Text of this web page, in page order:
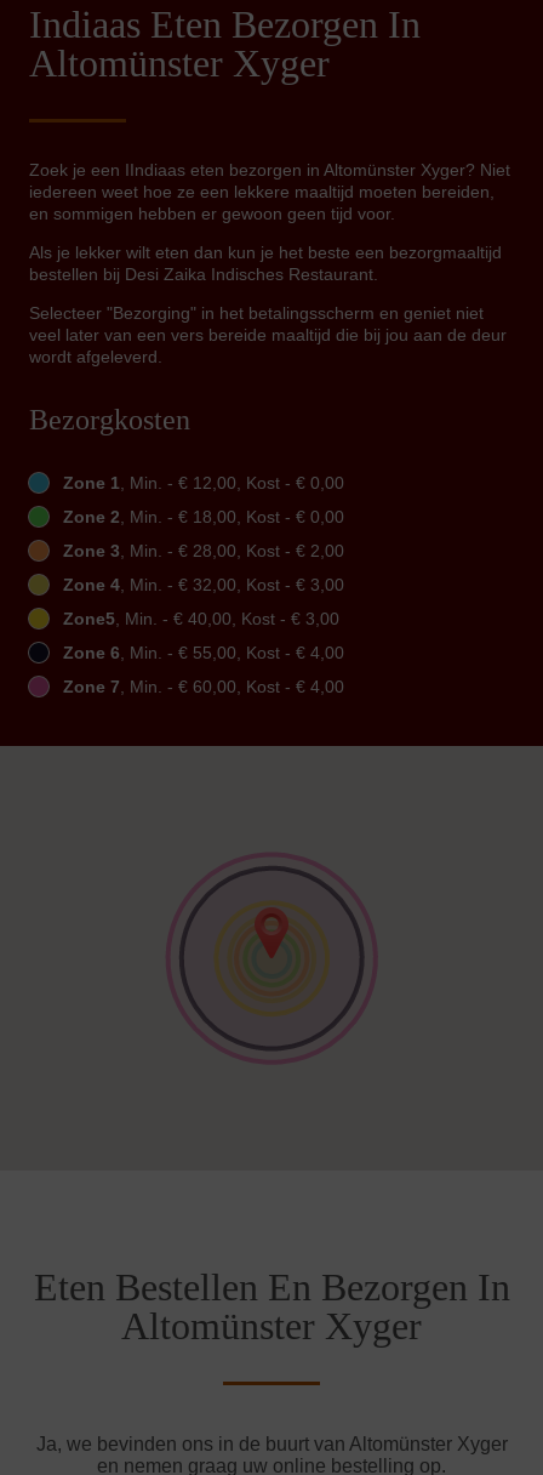
Indiaas Eten Bezorgen In
Altomünster Xyger
Zoek je een IIndiaas eten bezorgen in Altomünster Xyger? Niet
iedereen weet hoe ze een lekkere maaltijd moeten bereiden,
en sommigen hebben er gewoon geen tijd voor.
Als je lekker wilt eten dan kun je het beste een bezorgmaaltijd
bestellen bij Desi Zaika Indisches Restaurant.
Selecteer "Bezorging" in het betalingsscherm en geniet niet
veel later van een vers bereide maaltijd die bij jou aan de deur
wordt afgeleverd.
Bezorgkosten
Zone 1, Min. - € 12,00, Kost - € 0,00
Zone 2, Min. - € 18,00, Kost - € 0,00
Zone 3, Min. - € 28,00, Kost - € 2,00
Zone 4, Min. - € 32,00, Kost - € 3,00
Zone5, Min. - € 40,00, Kost - € 3,00
Zone 6, Min. - € 55,00, Kost - € 4,00
Zone 7, Min. - € 60,00, Kost - € 4,00
Eten Bestellen En Bezorgen In
Altomünster Xyger
Ja, we bevinden ons in de buurt van Altomünster Xyger
en nemen graag uw online bestelling op.